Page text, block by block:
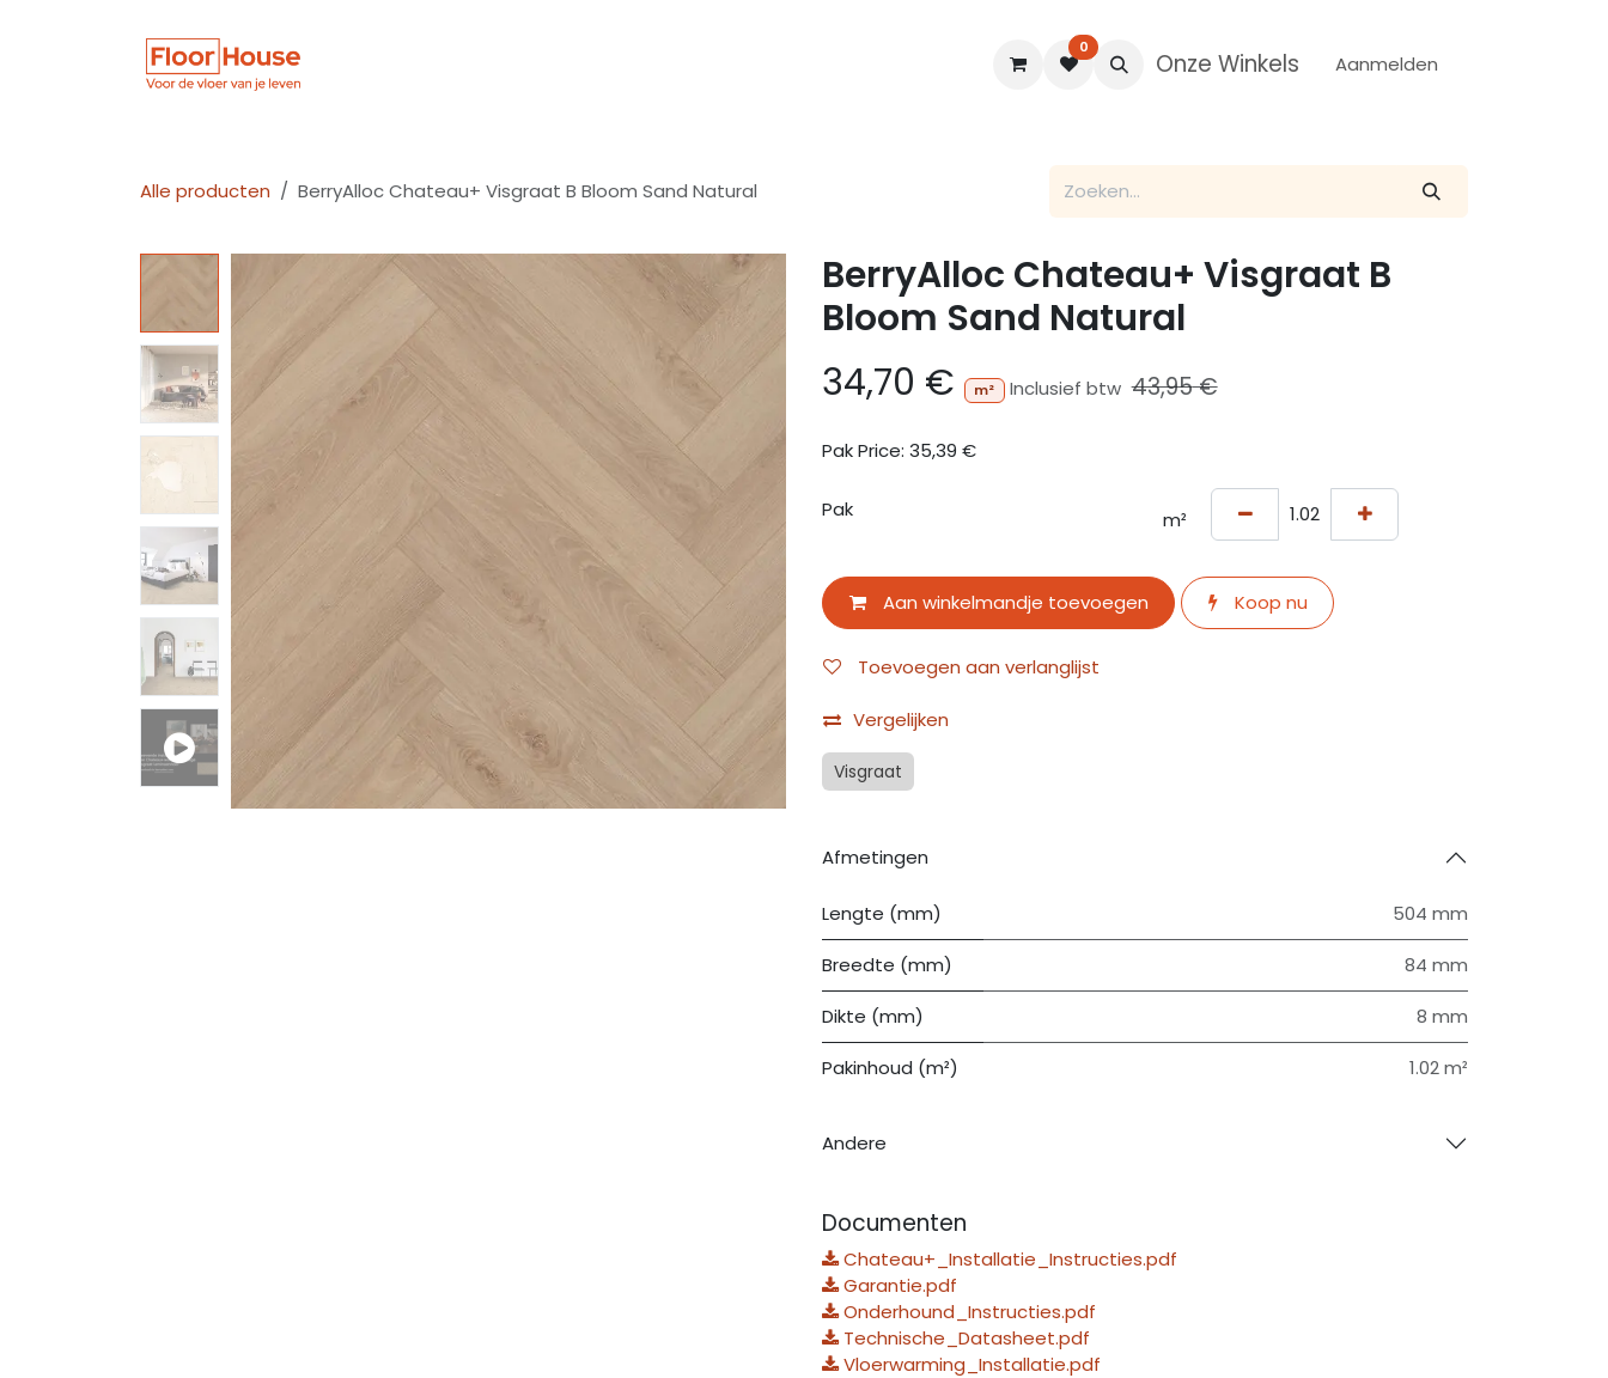
Blogs
0
Onze Winkels Aanmelden
Alle producten BerryAlloc Chateau+ Visgraat B Bloom Sand Natural
BerryAlloc Chateau+ Visgraat B
Bloom Sand Natural
34,70 € m² Inclusief btw 43,95€
Pak Price: 35,39 €
Pak m²
Aan winkelmandje toevoegen Koop nu
Toevoegen aan verlanglijst
Vergelijken
Visgraat
Afmetingen
Lengte (mm) 504 mm
Breedte (mm) 84 mm
Dikte (mm) 8 mm
Pakinhoud (m²) 1.02 m²
Andere
Documenten
Chateau+_Installatie_Instructies.pdf
Garantie.pdf
Onderhound_Instructies.pdf
Technische_Datasheet.pdf
Vloerwarming_Installatie.pdf